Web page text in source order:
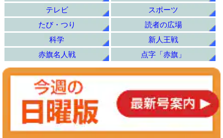
テレビ
スポーツ
たび・つり
読者の広場
科学
新人王戦
赤旗名人戦
点字「赤旗」